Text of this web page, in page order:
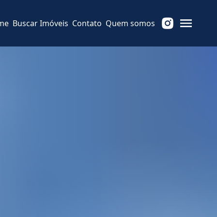
Buscar Imóveis Contato Quem somos